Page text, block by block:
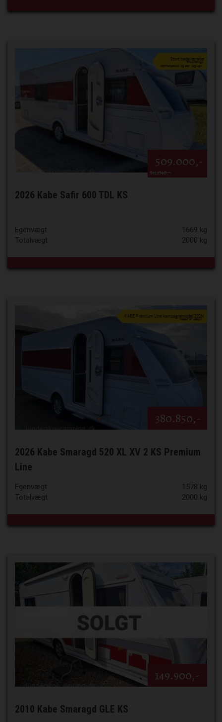
509.000,-
541.040,-
2026 Kabe Safir 600 TDL KS
Egenvægt
1669 kg
Totalvægt
2000 kg
380.850,-
2026 Kabe Smaragd 520 XL XV 2 KS Premium
Line
Egenvægt
1578 kg
Totalvægt
2000 kg
149.900,-
2010 Kabe Smaragd GLE KS